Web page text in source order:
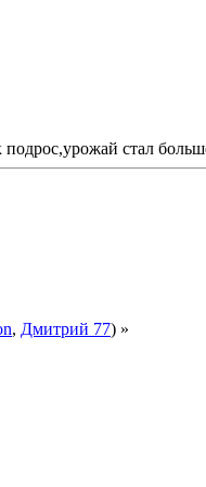
стал
, Дмитрий 77) »